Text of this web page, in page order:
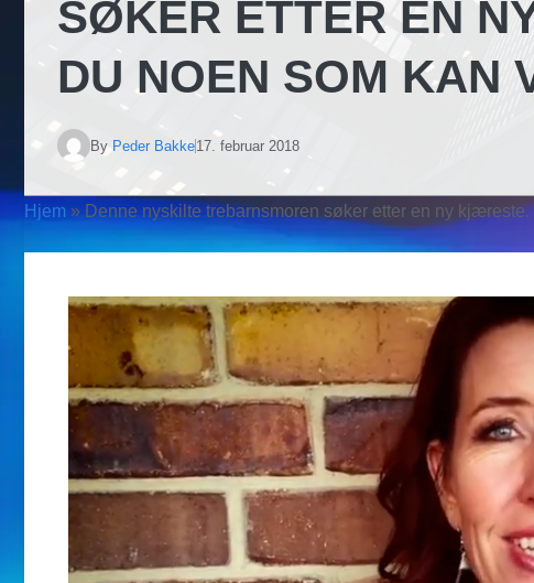
SØKER ETTER EN
DU NOEN SOM KAN
By Peder Bakke17. februar 2018
Hjem » Denne nyskilte trebarnsmoren søker etter en ny